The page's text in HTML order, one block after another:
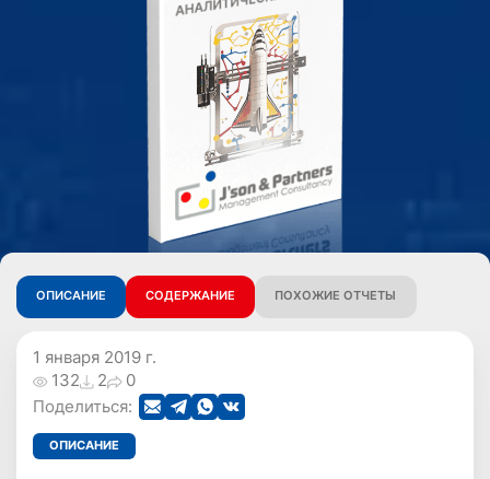
ОПИСАНИЕ СОДЕРЖАНИЕ ПОХОЖИЕ ОТЧЕТЫ
1 января 2019 г.
132
2
0
Поделиться:
ОПИСАНИЕ